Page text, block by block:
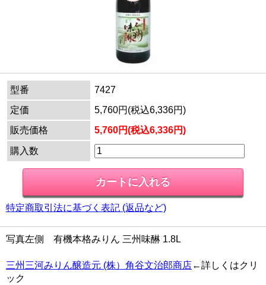
型番
7427
定価
5,760円(税込6,336円)
販売価格
5,760円(税込6,336円)
購入数
特定商取引法に基づく表記 (返品など)
写真左側 有機本格みりん 三州味醂 1.8L
三州三河みりん醸造元 (株）角谷文治郎商店←詳しくはクリ
ック